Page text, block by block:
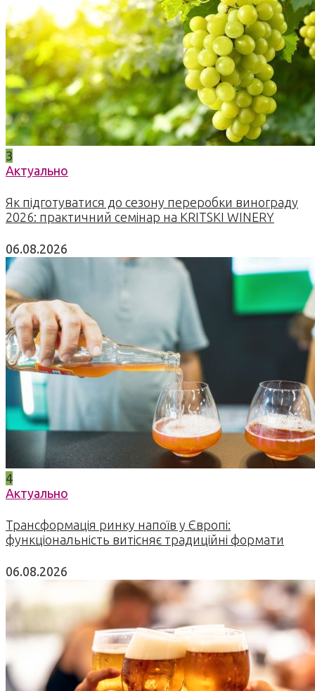
3
Актуально
Як підготуватися до сезону переробки винограду
2026: практичний семінар на KRITSKI WINERY
06.08.2026
4
Актуально
Трансформація ринку напоїв у Європі:
функціональність витісняє традиційні формати
06.08.2026